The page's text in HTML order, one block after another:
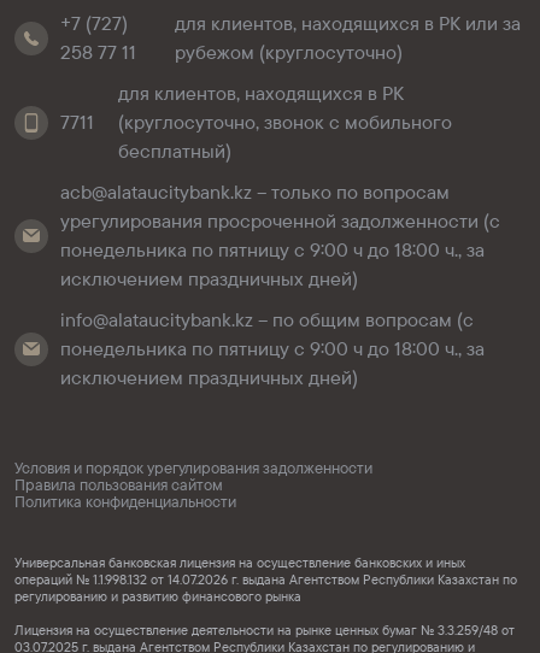
+7 (727)
258 77 11
для клиентов, находящихся в РК или за
рубежом (круглосуточно)
7711
для клиентов, находящихся в РК
(круглосуточно, звонок с мобильного
бесплатный)
acb@alataucitybank.kz – только по вопросам
урегулирования просроченной задолженности (с
понедельника по пятницу с 9:00 ч до 18:00 ч., за
исключением праздничных дней)
info@alataucitybank.kz – по общим вопросам (с
понедельника по пятницу с 9:00 ч до 18:00 ч., за
исключением праздничных дней)
Условия и порядок урегулирования задолженности
Правила пользования сайтом
Политика конфиденциальности
Универсальная банковская лицензия на осуществление банковских и иных
операций № 1.1.998.132 от 14.07.2026 г. выдана Агентством Республики Казахстан по
регулированию и развитию финансового рынка
Лицензия на осуществление деятельности на рынке ценных бумаг № 3.3.259/48 от
03.07.2025 г. выдана Агентством Республики Казахстан по регулированию и